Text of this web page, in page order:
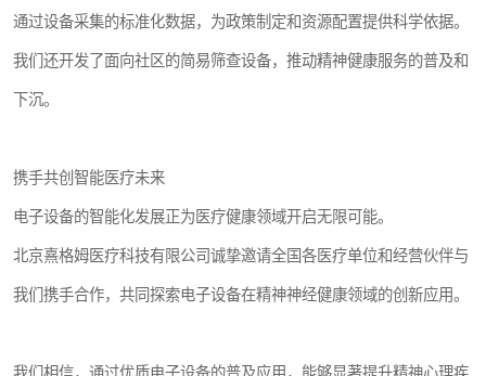
通过设备采集的标准化数据，为政策制定和资源配置提供科学依据。
我们还开发了面向社区的简易筛查设备，推动精神健康服务的普及和
下沉。
携手共创智能医疗未来
电子设备的智能化发展正为医疗健康领域开启无限可能。
北京熹格姆医疗科技有限公司诚挚邀请全国各医疗单位和经营伙伴与
我们携手合作，共同探索电子设备在精神神经健康领域的创新应用。